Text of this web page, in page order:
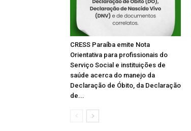
CRESS Paraíba emite Nota
Orientativa para profissionais do
Serviço Social e instituições de
saúde acerca do manejo da
Declaração de Óbito, da Declaração
de...